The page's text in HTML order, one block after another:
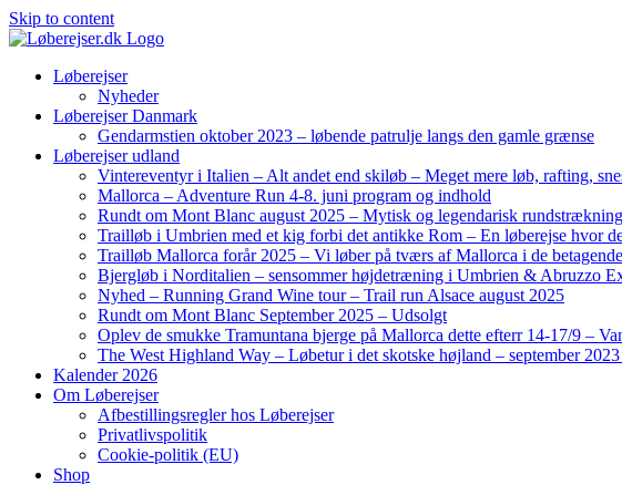
Skip to content
Løberejser
Nyheder
Løberejser Danmark
Gendarmstien oktober 2023 – løbende patrulje langs den gamle grænse
Løberejser udland
Vintereventyr i Italien – Alt andet end skiløb – Meget mere løb, rafting,
Mallorca – Adventure Run 4-8. juni program og indhold
Rundt om Mont Blanc august 2025 – Mytisk og legendarisk
Trailløb i Umbrien med et kig forbi det antikke Rom – En løberejse hvor
Trailløb Mallorca forår 2025 – Vi løber på tværs af Mallorca i de
Bjergløb i Norditalien – sensommer højdetræning i Umbrien & Abruzzo
Nyhed – Running Grand Wine tour – Trail run Alsace august 2025
Rundt om Mont Blanc September 2025 – Udsolgt
Oplev de smukke Tramuntana bjerge på Mallorca dette efterr 14-17/9 –
The West Highland Way – Løbetur i det skotske højland – september
Kalender 2026
Om Løberejser
Afbestillingsregler hos Løberejser
Privatlivspolitik
Cookie-politik (EU)
Shop